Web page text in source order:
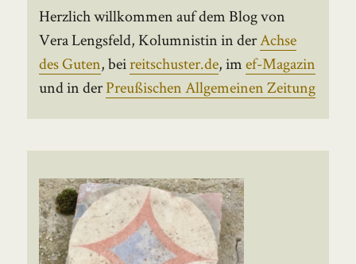
Herzlich willkommen auf dem Blog von
Vera Lengsfeld, Kolumnistin in derAchse
des Guten, beireitschuster.de, imef-Magazin
und in derPreußischen Allgemeinen Zeitung